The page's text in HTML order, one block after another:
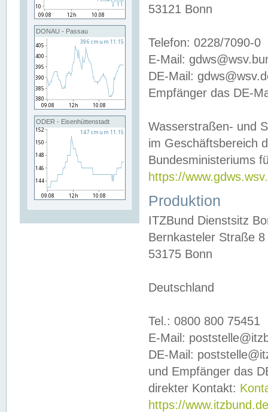
DONAU - Passau
ODER - Eisenhüttenstadt
53121 Bonn
Telefon: 0228/7090-0
E-Mail:
DE-Mail:
Empfänger das DE-
Wasserstraßen- und
im Geschäftsbereich
Bundesministeriums
https://
Produktion
ITZBund Dienstsitz
Bernkasteler Straße 8
53175 Bonn
Deutschland
Tel.: 0800 800 75451
E-Mail:
DE-Mail:
und Empfänger das
direkter Kontakt:
https://